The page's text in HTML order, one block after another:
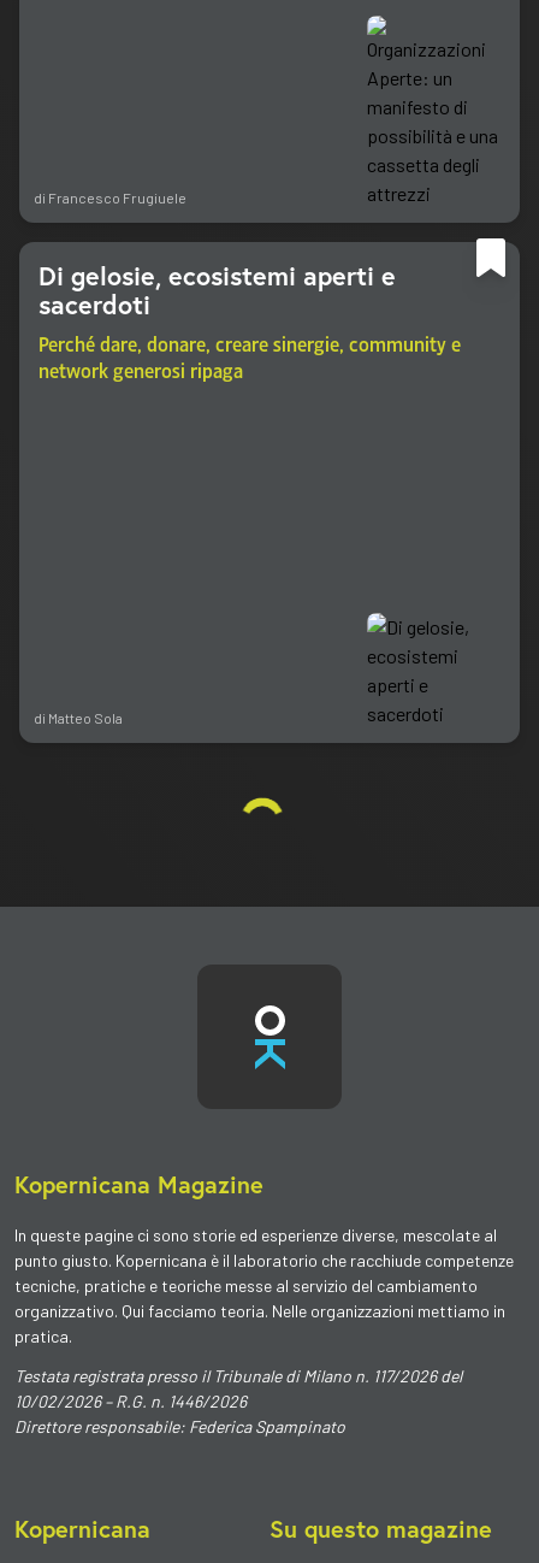
di Francesco Frugiuele
Di gelosie, ecosistemi aperti e
sacerdoti
Perché dare, donare, creare sinergie, community e
network generosi ripaga
di Matteo Sola
Kopernicana Magazine
In queste pagine ci sono storie ed esperienze diverse, mescolate al
punto giusto. Kopernicana è il laboratorio che racchiude competenze
tecniche, pratiche e teoriche messe al servizio del cambiamento
organizzativo. Qui facciamo teoria. Nelle organizzazioni mettiamo in
pratica.
Testata registrata presso il Tribunale di Milano n. 117/2026 del
10/02/2026 – R.G. n. 1446/2026
Direttore responsabile: Federica Spampinato
Kopernicana Su questo magazine